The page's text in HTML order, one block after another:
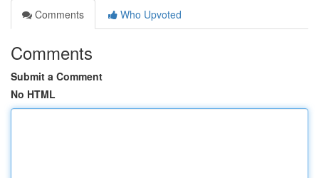
Comments
Who Upvoted
Comments
Submit a Comment
No HTML